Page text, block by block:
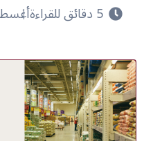
5 دقائق للقراءة أغسطس